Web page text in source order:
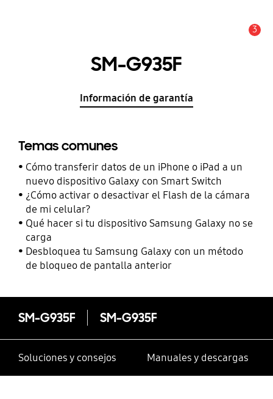
3
SM-G935F
Información de garantía
Temas comunes
Cómo transferir datos de un iPhone o iPad a un
nuevo dispositivo Galaxy con Smart Switch
¿Cómo activar o desactivar el Flash de la cámara
de mi celular?
Qué hacer si tu dispositivo Samsung Galaxy no se
carga
Desbloquea tu Samsung Galaxy con un método
de bloqueo de pantalla anterior
SM-G935F SM-G935F
Soluciones y consejos Manuales y descargas